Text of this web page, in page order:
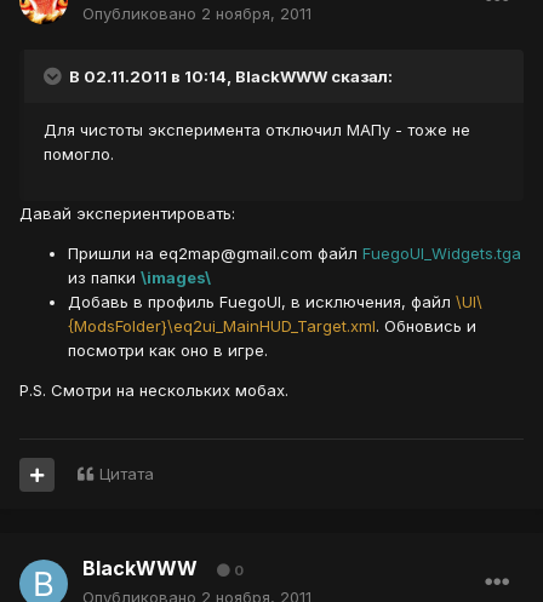
Опубликовано 2 ноября, 2011
В 02.11.2011 в 10:14, BlackWWW сказал:
Для чистоты эксперимента отключил МАПу - тоже не
помогло.
Давай экспериентировать:
Пришли на eq2map@gmail.com файл FuegoUI_Widgets.tga
из папки \images\
Добавь в профиль FuegoUI, в исключения, файл \UI\
{ModsFolder}\eq2ui_MainHUD_Target.xml. Обновись и
посмотри как оно в игре.
P.S. Смотри на нескольких мобах.
Цитата
BlackWWW 0
Опубликовано 2 ноября, 2011